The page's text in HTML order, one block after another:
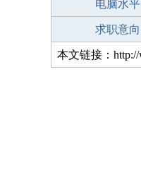
电脑水平
求职意向
本文链接：http://